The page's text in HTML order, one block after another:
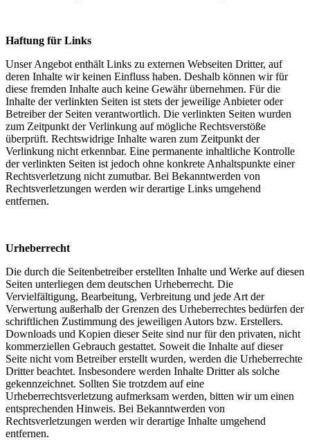
Haftung für Links
Unser Angebot enthält Links zu externen Webseiten Dritter, auf
deren Inhalte wir keinen Einfluss haben. Deshalb können wir für
diese fremden Inhalte auch keine Gewähr übernehmen. Für die
Inhalte der verlinkten Seiten ist stets der jeweilige Anbieter oder
Betreiber der Seiten verantwortlich. Die verlinkten Seiten wurden
zum Zeitpunkt der Verlinkung auf mögliche Rechtsverstöße
überprüft. Rechtswidrige Inhalte waren zum Zeitpunkt der
Verlinkung nicht erkennbar. Eine permanente inhaltliche Kontrolle
der verlinkten Seiten ist jedoch ohne konkrete Anhaltspunkte einer
Rechtsverletzung nicht zumutbar. Bei Bekanntwerden von
Rechtsverletzungen werden wir derartige Links umgehend
entfernen.
Urheberrecht
Die durch die Seitenbetreiber erstellten Inhalte und Werke auf diesen
Seiten unterliegen dem deutschen Urheberrecht. Die
Vervielfältigung, Bearbeitung, Verbreitung und jede Art der
Verwertung außerhalb der Grenzen des Urheberrechtes bedürfen der
schriftlichen Zustimmung des jeweiligen Autors bzw. Erstellers.
Downloads und Kopien dieser Seite sind nur für den privaten, nicht
kommerziellen Gebrauch gestattet. Soweit die Inhalte auf dieser
Seite nicht vom Betreiber erstellt wurden, werden die Urheberrechte
Dritter beachtet. Insbesondere werden Inhalte Dritter als solche
gekennzeichnet. Sollten Sie trotzdem auf eine
Urheberrechtsverletzung aufmerksam werden, bitten wir um einen
entsprechenden Hinweis. Bei Bekanntwerden von
Rechtsverletzungen werden wir derartige Inhalte umgehend
entfernen.